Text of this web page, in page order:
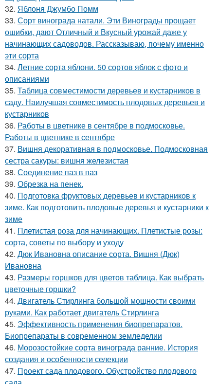
32. Яблоня Джумбо Помм
33. Сорт винограда натали. Эти Винограды прощает
ошибки, дают Отличный и Вкусный урожай даже у
начинающих садоводов. Рассказываю, почему именно
эти сорта
34. Летние сорта яблони. 50 сортов яблок с фото и
описаниями
35. Таблица совместимости деревьев и кустарников в
саду. Наилучшая совместимость плодовых деревьев и
кустарников
36. Работы в цветнике в сентябре в подмосковье.
Работы в цветнике в сентябре
37. Вишня декоративная в подмосковье. Подмосковная
сестра сакуры: вишня железистая
38. Соединение паз в паз
39. Обрезка на пенек.
40. Подготовка фруктовых деревьев и кустарников к
зиме. Как подготовить плодовые деревья и кустарники к
зиме
41. Плетистая роза для начинающих. Плетистые розы:
сорта, советы по выбору и уходу
42. Дюк Ивановна описание сорта. Вишня (Дюк)
Ивановна
43. Размеры горшков для цветов таблица. Как выбрать
цветочные горшки?
44. Двигатель Стирлинга большой мощности своими
руками. Как работает двигатель Стирлинга
45. Эффективность применения биопрепаратов.
Биопрепараты в современном земледелии
46. Морозостойкие сорта винограда ранние. История
создания и особенности селекции
47. Проект сада плодового. Обустройство плодового